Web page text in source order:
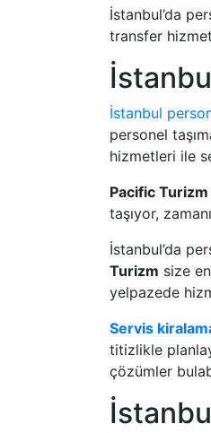
İstanbul’da
transfer
İstanbul
personel
hizmetleri ile
Pacific Turizm
taşıyor,
İstanbul’da
Turizm size
yelpazede
Servis
titizlikle
çözümler